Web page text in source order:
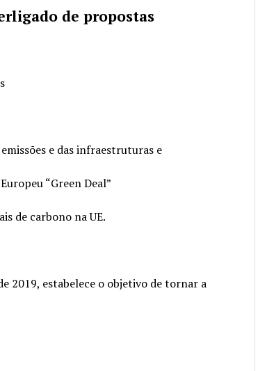
de propostas
e das infraestruturas e
“Green Deal”
de carbono na UE.
2019, estabelece o objetivo de tornar a